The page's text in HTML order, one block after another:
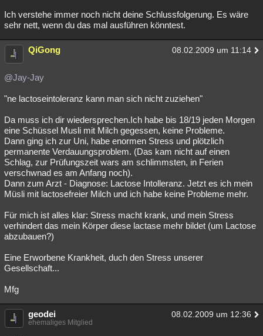
Ich verstehe immer noch nicht deine Schlussfolgerung. Es wäre
sehr nett, wenn du das mal ausführen könntest.
QiGong 08.02.2009 um 11:14
@Jay-Jay
"ne lactoseintoleranz kann man sich nicht zuziehen"
Da muss ich dir wiedersprechen.Ich habe bis 18/19 jeden Morgen
eine Schüssel Musli mit Milch gegessen, keine Probleme.
Dann ging ich zur Uni, habe enormen Stress und plötzlich
permanente Verdauungsproblem. (Das kam nicht auf einen
Schlag, zur Prüfungszeit wars am schlimmsten, in Ferien
verschwnad es am Anfang noch).
Dann zum Arzt - Diagnose: Lactose Intolleranz. Jetzt es ich mein
Müsli mit lactosefreier Milch und ich habe keine Probleme mehr.
Für mich ist alles klar: Stress macht krank, und mein Stress
verhindert das mein Körper diese lactase mehr bildet (um Lactose
abzubauen?)
Eine Erworbene Krankheit, duch den Stress unserer
Gesellschaft...
Mfg
geodei 08.02.2009 um 12:36
ehemaliges Mitglied